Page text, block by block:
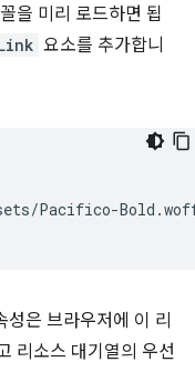
을 미리 로드하면 됩
요소를 추가합니
Pacifico-
성은 브라우저에 이 리
리소스 대기열의 우선